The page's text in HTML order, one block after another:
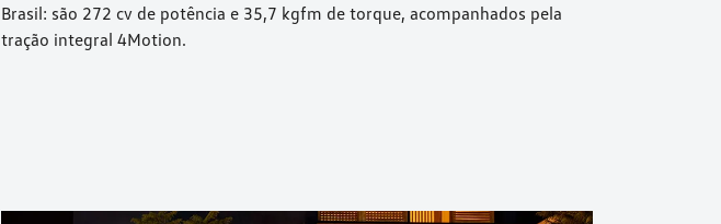
Brasil: são 272 cv de potência e 35,7 kgfm de torque, acompanhados pela
tração integral 4Motion.